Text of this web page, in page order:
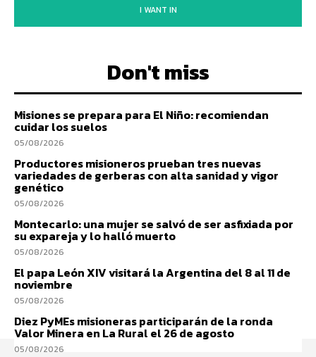
I WANT IN
Don't miss
Misiones se prepara para El Niño: recomiendan
cuidar los suelos
05/08/2026
Productores misioneros prueban tres nuevas
variedades de gerberas con alta sanidad y vigor
genético
05/08/2026
Montecarlo: una mujer se salvó de ser asfixiada por
su expareja y lo halló muerto
05/08/2026
El papa León XIV visitará la Argentina del 8 al 11 de
noviembre
05/08/2026
Diez PyMEs misioneras participarán de la ronda
Valor Minera en La Rural el 26 de agosto
05/08/2026